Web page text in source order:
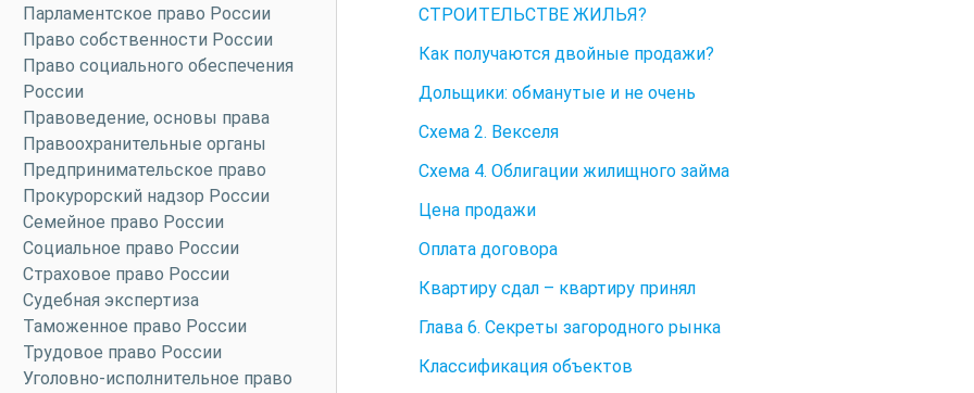
Парламентское право России
Право собственности России
Право социального обеспечения
России
Правоведение, основы права
Правоохранительные органы
Предпринимательское право
Прокурорский надзор России
Семейное право России
Социальное право России
Страховое право России
Судебная экспертиза
Таможенное право России
Трудовое право России
Уголовно-исполнительное право
СТРОИТЕЛЬСТВЕ ЖИЛЬЯ?
Как получаются двойные продажи?
Дольщики: обманутые и не очень
Схема 2. Векселя
Схема 4. Облигации жилищного займа
Цена продажи
Оплата договора
Квартиру сдал – квартиру принял
Глава 6. Секреты загородного рынка
Классификация объектов